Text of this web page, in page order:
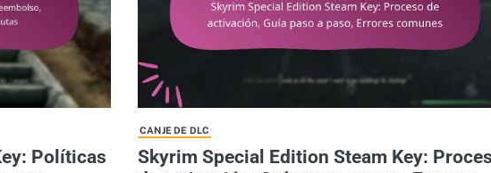
Políticas
CANJE DE DLC
Skyrim Special Edition Steam Key: